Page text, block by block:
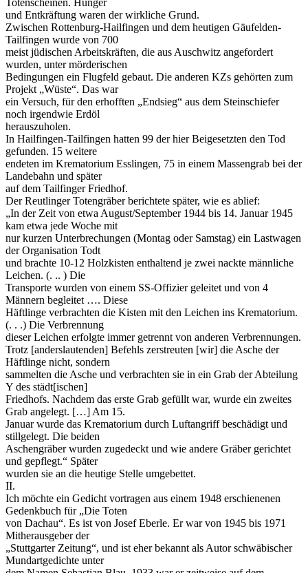
Totenscheinen. Hunger
und Entkräftung waren der wirkliche Grund.
Zwischen Rottenburg-Hailfingen und dem heutigen Gäufelden-
Tailfingen wurde von 700
meist jüdischen Arbeitskräften, die aus Auschwitz angefordert
wurden, unter mörderischen
Bedingungen ein Flugfeld gebaut. Die anderen KZs gehörten zum
Projekt „Wüste“. Das war
ein Versuch, für den erhofften „Endsieg“ aus dem Steinschiefer
noch irgendwie Erdöl
herauszuholen.
In Hailfingen-Tailfingen hatten 99 der hier Beigesetzten den Tod
gefunden. 15 weitere
endeten im Krematorium Esslingen, 75 in einem Massengrab bei der
Landebahn und später
auf dem Tailfinger Friedhof.
Der Reutlinger Totengräber berichtete später, wie es ablief:
„In der Zeit von etwa August/September 1944 bis 14. Januar 1945
kam etwa jede Woche mit
nur kurzen Unterbrechungen (Montag oder Samstag) ein Lastwagen
der Organisation Todt
und brachte 10-12 Holzkisten enthaltend je zwei nackte männliche
Leichen. (. .. ) Die
Transporte wurden von einem SS-Offizier geleitet und von 4
Männern begleitet …. Diese
Häftlinge verbrachten die Kisten mit den Leichen ins Krematorium.
(. . .) Die Verbrennung
dieser Leichen erfolgte immer getrennt von anderen Verbrennungen.
Trotz [anderslautenden] Befehls zerstreuten [wir] die Asche der
Häftlinge nicht, sondern
sammelten die Asche und verbrachten sie in ein Grab der Abteilung
Y des städt[ischen]
Friedhofs. Nachdem das erste Grab gefüllt war, wurde ein zweites
Grab angelegt. […] Am 15.
Januar wurde das Krematorium durch Luftangriff beschädigt und
stillgelegt. Die beiden
Aschengräber wurden zugedeckt und wie andere Gräber gerichtet
und gepflegt.“ Später
wurden sie an die heutige Stelle umgebettet.
II.
Ich möchte ein Gedicht vortragen aus einem 1948 erschienenen
Gedenkbuch für „Die Toten
von Dachau“. Es ist von Josef Eberle. Er war von 1945 bis 1971
Mitherausgeber der
„Stuttgarter Zeitung“, und ist eher bekannt als Autor schwäbischer
Mundartgedichte unter